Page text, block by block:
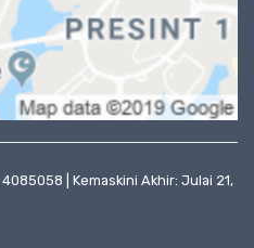
| Kemaskini Akhir: Julai 21,